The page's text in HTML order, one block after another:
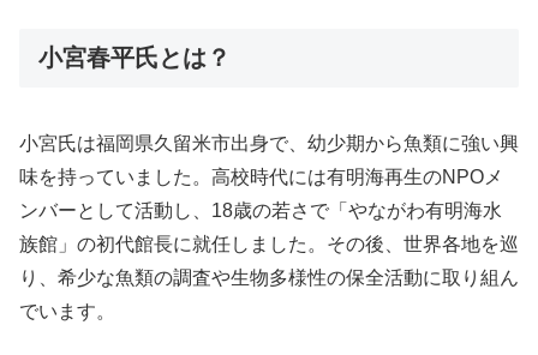
小宮春平氏とは？
小宮氏は福岡県久留米市出身で、幼少期から魚類に強い興
味を持っていました。高校時代には有明海再生のNPOメ
ンバーとして活動し、18歳の若さで「やながわ有明海水
族館」の初代館長に就任しました。その後、世界各地を巡
り、希少な魚類の調査や生物多様性の保全活動に取り組ん
でいます。